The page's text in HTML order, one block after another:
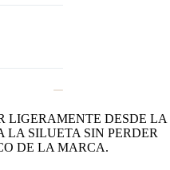
LIGERAMENTE DESDE LA
LA SILUETA SIN PERDER
DE LA MARCA.